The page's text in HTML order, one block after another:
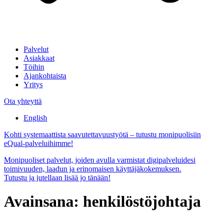
Palvelut
Asiakkaat
Töihin
Ajankohtaista
Yritys
Ota yhteyttä
English
Kohti systemaattista saavutettavuustyötä – tutustu monipuolisiin
eQual-palveluihimme!
Monipuoliset palvelut, joiden avulla varmistat digipalveluidesi
toimivuuden, laadun ja erinomaisen käyttäjäkokemuksen.
Tutustu ja jutellaan lisää jo tänään!
Avainsana: henkilöstöjohtaja